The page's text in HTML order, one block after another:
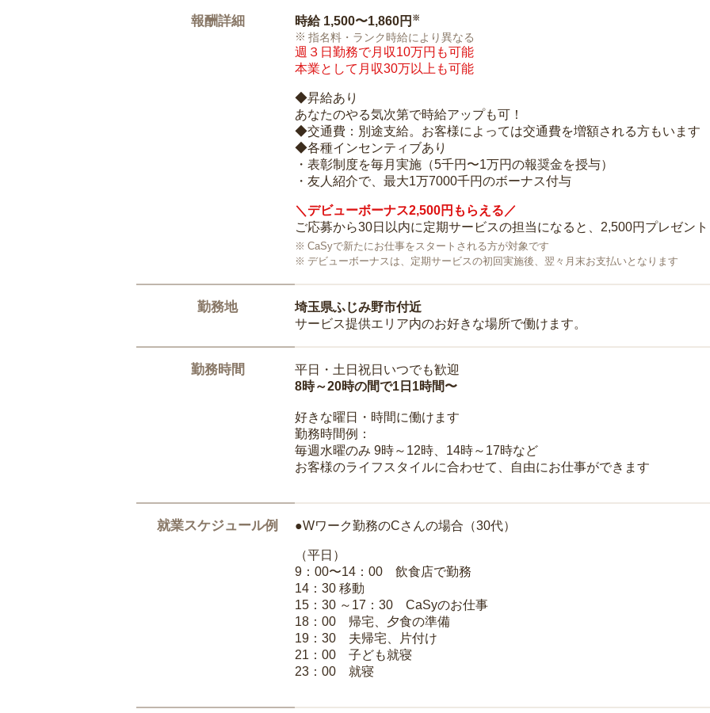
報酬詳細 時給 1,500〜1,860円 ※
指名料・ランク時給により異なる
週３日勤務で月収10万円も可能
本業として月収30万以上も可能
◆昇給あり
あなたのやる気次第で時給アップも可！
◆交通費：別途支給。お客様によっては交通費を増額される方もいます
◆各種インセンティブあり
・表彰制度を毎月実施（5千円〜1万円の報奨金を授与）
・友人紹介で、最大1万7000千円のボーナス付与
＼デビューボーナス2,500円もらえる／
ご応募から30日以内に定期サービスの担当になると、2,500円プレゼント
CaSyで新たにお仕事をスタートされる方が対象です
デビューボーナスは、定期サービスの初回実施後、翌々月末お支払いとなります
勤務地
埼玉県ふじみ野市付近
サービス提供エリア内のお好きな場所で働けます。
勤務時間
平日・土日祝日いつでも歓迎
8時～20時の間で1日1時間〜
好きな曜日・時間に働けます
勤務時間例：
毎週水曜のみ 9時～12時、14時～17時など
お客様のライフスタイルに合わせて、自由にお仕事ができます
就業スケジュール例 ●Wワーク勤務のCさんの場合（30代）
（平日）
9：00〜14：00 飲食店で勤務
14：30 移動
15：30 ～17：30 CaSyのお仕事
18：00 帰宅、夕食の準備
19：30 夫帰宅、片付け
21：00 子ども就寝
23：00 就寝